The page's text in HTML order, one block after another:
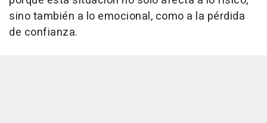
sino también a lo emocional, como a la pérdida
de confianza.